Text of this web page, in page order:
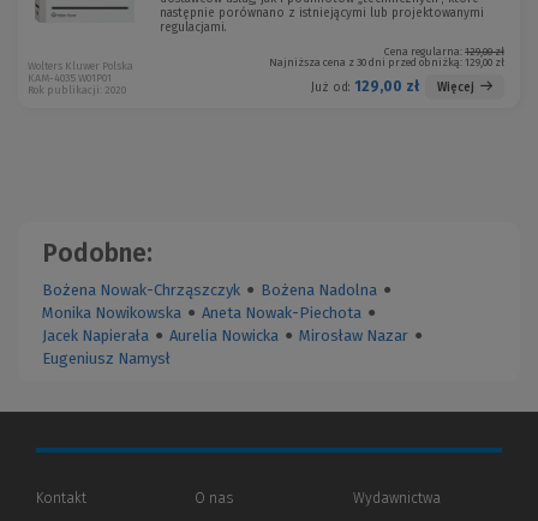
następnie porównano z istniejącymi lub projektowanymi
regulacjami.
Cena regularna: 129,00 zł
Najniższa cena z 30 dni przed obniżką: 129,00 zł
Już od: 129,00 zł Więcej
Wolters Kluwer Polska
KAM-4035 W01P01
Rok publikacji: 2020
Podobne:
Bożena Nowak-Chrząszczyk ● Bożena Nadolna ●
Monika Nowikowska ● Aneta Nowak-Piechota ●
Jacek Napierała ● Aurelia Nowicka ● Mirosław Nazar ●
Eugeniusz Namysł
Kontakt
O nas
Wydawnictwa